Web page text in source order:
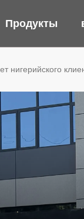
Продукты
нигерийского